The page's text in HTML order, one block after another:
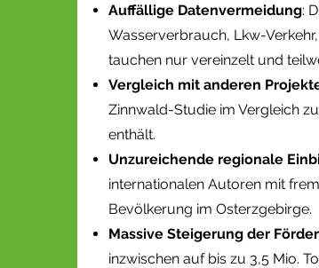
Auffällige Datenvermeidung:
Wasserverbrauch, Lkw-
tauchen nur vereinzelt und
Vergleich mit anderen
Zinnwald-Studie im Vergleich
enthält.
Unzureichende regionale
internationalen Autoren mit
Bevölkerung im Osterzgebirge.
Massive Steigerung der
inzwischen auf bis zu 3,5 Mio.